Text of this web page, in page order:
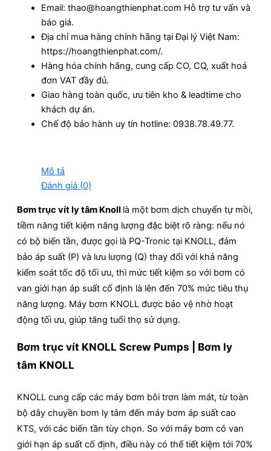
Email: thao@hoangthienphat.com Hỗ trợ tư vấn và
báo giá.
Địa chỉ mua hàng chính hãng tại Đại lý Việt Nam:
https://hoangthienphat.com/.
Hàng hóa chính hãng, cung cấp CO, CQ, xuất hoá
đơn VAT đầy đủ.
Giao hàng toàn quốc, ưu tiên kho & leadtime cho
khách dự án.
Chế độ bảo hành uy tín hotline: 0938.78.49.77.
Mô tả
Đánh giá (0)
Bơm trục vít ly tâm Knoll là một bơm dịch chuyển tự mồi,
tiềm năng tiết kiệm năng lượng đặc biệt rõ ràng: nếu nó
có bộ biến tần, được gọi là PQ-Tronic tại KNOLL, đảm
bảo áp suất (P) và lưu lượng (Q) thay đổi với khả năng
kiểm soát tốc độ tối ưu, thì mức tiết kiệm so với bơm có
van giới hạn áp suất cố định là lên đến 70% mức tiêu thụ
năng lượng. Máy bơm KNOLL được bảo vệ nhờ hoạt
động tối ưu, giúp tăng tuổi thọ sử dụng.
Bơm trục vít KNOLL Screw Pumps | Bơm ly
tâm KNOLL
KNOLL cung cấp các máy bơm bôi trơn làm mát, từ toàn
bộ dây chuyền bơm ly tâm đến máy bơm áp suất cao
KTS, với các biến tần tùy chọn. So với máy bơm có van
giới hạn áp suất cố định, điều này có thể tiết kiệm tới 70%